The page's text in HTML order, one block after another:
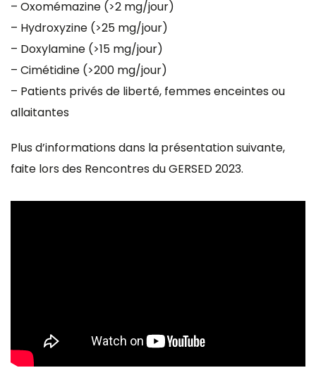
– Oxomémazine (>2 mg/jour)
– Hydroxyzine (>25 mg/jour)
– Doxylamine (>15 mg/jour)
– Cimétidine (>200 mg/jour)
– Patients privés de liberté, femmes enceintes ou
allaitantes
Plus d’informations dans la présentation suivante,
faite lors des Rencontres du GERSED 2023.